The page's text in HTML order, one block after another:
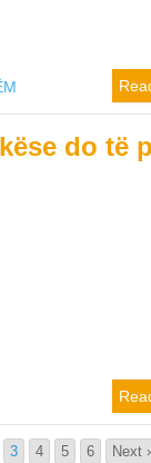
do të
3 4 5 6 Next ›